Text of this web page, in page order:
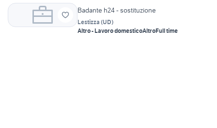
Badante h24 - sostituzione
Lestizza (UD)
Altro - Lavoro domesticoAltroFull time